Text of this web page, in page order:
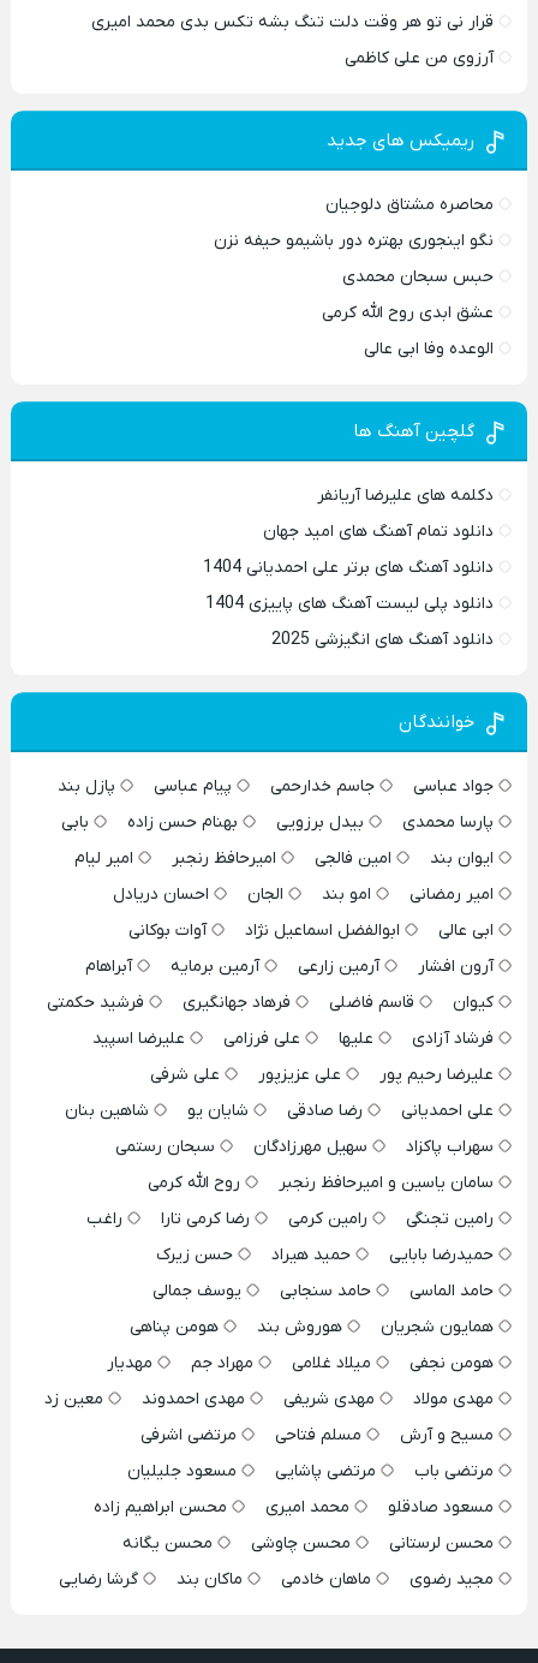
قرار نی تو هر وقت دلت تنگ بشه تکس بدی محمد امیری
آرزوی من علی کاظمی
ریمیکس های جدید
محاصره مشتاق دلوجیان
نگو اینجوری بهتره دور باشیمو حیفه نزن
حبس سبحان محمدی
عشق ابدی روح الله کرمی
الوعده وفا ابی عالی
گلچین آهنگ ها
دکلمه های علیرضا آریانفر
دانلود تمام آهنگ های امید جهان
دانلود آهنگ های برتر علی احمدیانی 1404
دانلود پلی لیست آهنگ های پاییزی 1404
دانلود آهنگ های انگیزشی 2025
خوانندگان
جواد عباسی جاسم خدارحمی پیام عباسی
پازل بند
پارسا محمدی
بیدل برزویی بهنام حسن زاده
بابی
ایوان بند
امین فالجی امیرحافظ رنجبر
امیر لیام
امیر رمضانی
امو بند الجان
احسان دریادل
ابی عالی
ابوالفضل اسماعیل نژاد
آوات بوکانی
آرون افشار
آرمین زارعی آرمین برمایه
آبراهام
کیوان
قاسم فاضلی فرهاد جهانگیری
فرشید حکمتی
فرشاد آزادی
علیها علی فرزامی
علیرضا اسپید
علیرضا رحیم پور
علی عزیزپور
علی شرفی
علی احمدیانی
رضا صادقی شایان یو
شاهین بنان
سهراب پاکزاد
سهیل مهرزادگان
سبحان رستمی
سامان یاسین و امیرحافظ رنجبر
روح الله کرمی
رامین تجنگی
رامین کرمی رضا کرمی تارا
راغب
حمیدرضا بابایی
حمید هیراد
حسن زیرک
حامد الماسی
حامد سنجابی
یوسف جمالی
همایون شجریان
هوروش بند
هومن پناهی
هومن نجفی
میلاد غلامی مهراد جم
مهدیار
مهدی مولاد
مهدی شریفی مهدی احمدوند
معین زد
مسیح و آرش
مسلم فتاحی
مرتضی اشرفی
مرتضی باب
مرتضی پاشایی
مسعود جلیلیان
مسعود صادقلو
محمد امیری
محسن ابراهیم زاده
محسن لرستانی
محسن چاوشی
محسن یگانه
مجید رضوی
ماهان خادمی ماکان بند گرشا رضایی